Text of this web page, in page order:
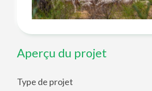
Aperçu du projet
Type de projet